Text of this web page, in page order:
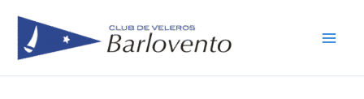
contenido
a
n
o